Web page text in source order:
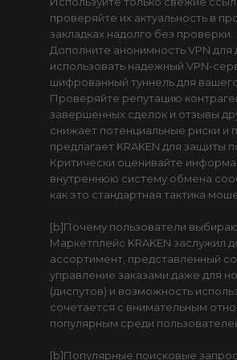
проверяйте их актуальность в
закладках надолго без проверки.
Дополните анонимность VPN для
использовать надежный VPN-
шифрованный туннель для
Проверяйте репутацию
завершенных сделок и отзывы
снижает потенциальные риски и
предлагает KRAKEN для защиты
Критически оценивайте
внутреннюю систему обмена
как это стандартная тактика
[b]Почему пользователи
Маркетплейс KRAKEN заслужил
ассортимент, представленный
управление заказами даже для
(диспутов) и возможность
сочетается с внимательным
популярным среди
[b]Популярные поисковые